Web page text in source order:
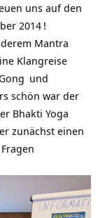
uns auf den
2014 !
Mantra
Klangreise
Gong und
schön war der
Bhakti Yoga
zunächst einen